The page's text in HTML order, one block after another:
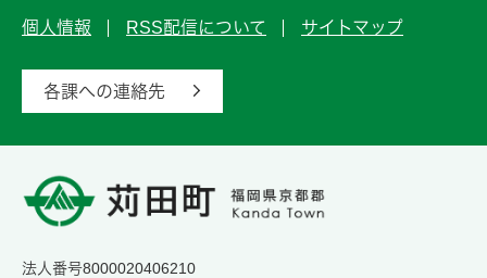
個人情報 RSS配信について サイトマップ
各課への連絡先
法人番号8000020406210